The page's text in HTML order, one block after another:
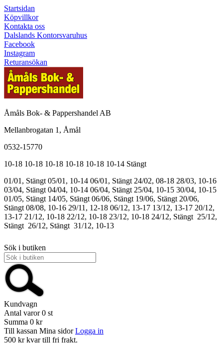
Startsidan
Köpvillkor
Kontakta oss
Dalslands Kontorsvaruhus
Facebook
Instagram
Returansökan
Åmåls Bok- & Pappershandel AB
Mellanbrogatan 1, Åmål
0532-15770
10-18 10-18 10-18 10-18 10-18 10-14 Stängt
01/01, Stängt 05/01, 10-14 06/01, Stängt 24/02, 08-18 28/03, 10-16
03/04, Stängt 04/04, 10-14 06/04, Stängt 25/04, 10-15 30/04, 10-15
01/05, Stängt 14/05, Stängt 06/06, Stängt 19/06, Stängt 20/06,
Stängt 08/08, 10-16 29/11, 12-18 06/12, 13-17 13/12, 13-17 20/12,
13-17 21/12, 10-18 22/12, 10-18 23/12, 10-18 24/12, Stängt 25/12,
Stängt 26/12, Stängt 31/12, 10-13
Sök i butiken
Kundvagn
Antal varor 0 st
Summa 0 kr
Till kassan Mina sidor Logga in
500 kr kvar till fri frakt.